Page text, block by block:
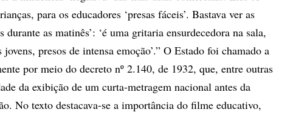
para os educadores ‘presas fáceis’. Bastava ver as
durante as matinês’: ‘é uma gritaria ensurdecedora na sala,
presos de intensa emoção’.” O Estado foi chamado a
por meio do decreto nº 2.140, de 1932, que, entre outras
da exibição de um curta-metragem nacional antes da
No texto destacava-se a importância do filme educativo,